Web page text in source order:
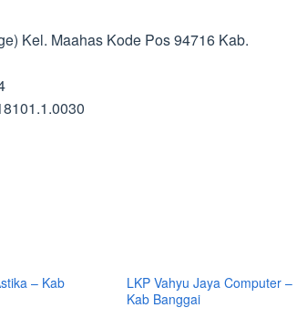
Kel. Maahas Kode Pos 94716 Kab.
– Kab
LKP Vahyu Jaya Computer –
Kab Banggai